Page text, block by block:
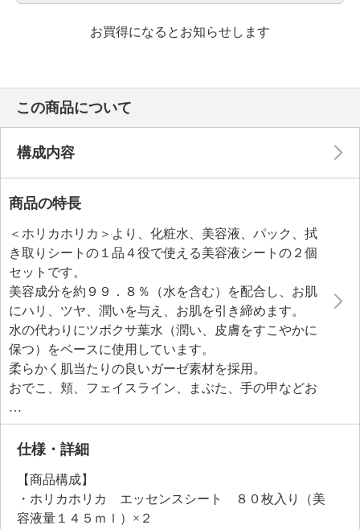
お買得になるとお知らせします
この商品について
構成内容
商品の特長
＜ホリカホリカ＞より、化粧水、美容液、パック、拭
き取りシートの１品４役で使える美容液シートの２個
セットです。
美容成分を約９９．８％（水を含む）を配合し、お肌
にハリ、ツヤ、潤いを与え、お肌を引き締めます。
水の代わりにツボクサ葉水（潤い、皮膚をすこやかに
保つ）をベースに使用しています。
柔らかく肌当たりの良いガーゼ素材を採用。
おでこ、頬、フェイスライン、まぶた、手の甲などお
手入れしたい部分を選んで使える部分用サイズなの
で、気軽に使いやすいのもポイント。
日本限定商品。
合成香料不使用、ノンアルコール、防腐剤不使用、タ
ール系色素不使用、紫外線吸収剤不使用
仕様・詳細
【商品構成】
・ホリカホリカ エッセンスシート ８０枚入り（美
容液量１４５ｍｌ）×２